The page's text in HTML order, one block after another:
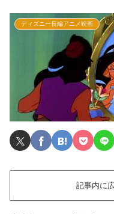
ディズニー長編アニメ映画
記事内に